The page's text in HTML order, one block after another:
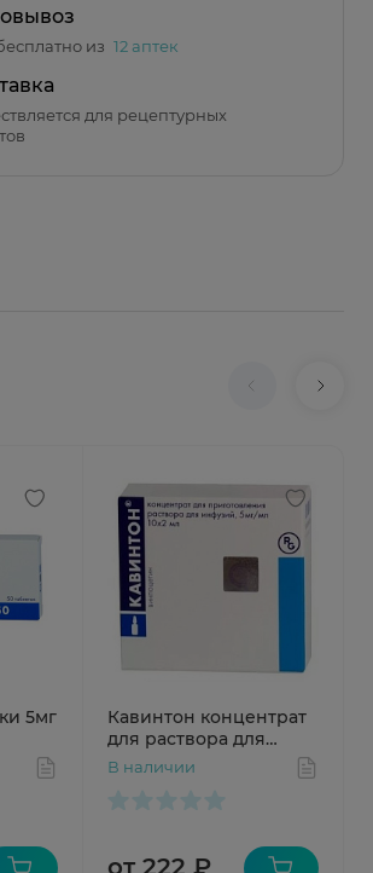
из 12 аптек
для рецептурных
5мг
Кавинтон концентрат
для раствора для
инфузий 5мг/мл 2мл
В наличии
от 222 ₽